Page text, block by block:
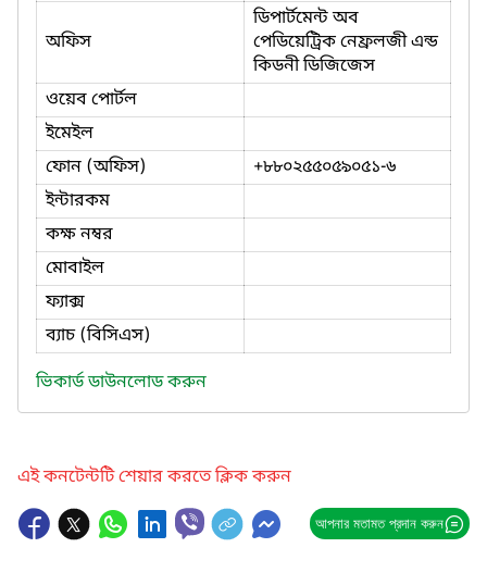
অফিস
ডিপার্টমেন্ট অব
পেডিয়েট্রিক নেফ্রলজী এন্ড
কিডনী ডিজিজেস
ওয়েব পোর্টল
ইমেইল
ফোন (অফিস)
+৮৮০২৫৫০৫৯০৫১-৬
ইন্টারকম
কক্ষ নম্বর
মোবাইল
ফ্যাক্স
ব্যাচ (বিসিএস)
ভিকার্ড ডাউনলোড করুন
এই কনটেন্টটি শেয়ার করতে ক্লিক করুন
আপনার মতামত প্রদান করুন